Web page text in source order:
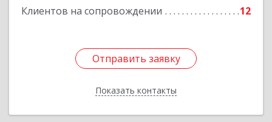
Клиентов на сопровождении 12
Отправить заявку
Показать контакты
Отправить заявку
Назад